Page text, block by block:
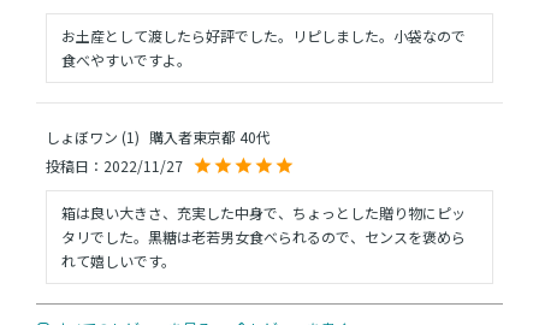
お土産として渡したら好評でした。リピしました。小袋なので
食べやすいですよ。
しょぼワン 1 購入者東京都 40代
投稿日
2022/11/27
箱は良い大きさ、充実した中身で、ちょっとした贈り物にピッ
タリでした。黒糖は老若男女食べられるので、センスを褒めら
れて嬉しいです。